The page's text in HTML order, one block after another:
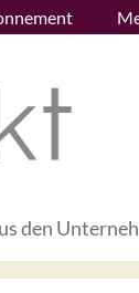
den